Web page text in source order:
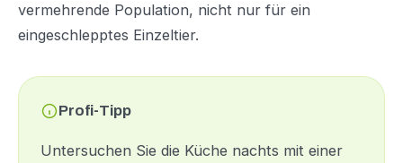
vermehrende Population, nicht nur für ein
eingeschlepptes Einzeltier.
Profi-Tipp
Untersuchen Sie die Küche nachts mit einer